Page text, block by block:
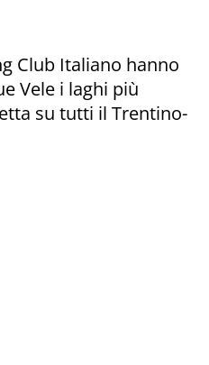
Club Italiano hanno
Vele i laghi più
su tutti il Trentino-